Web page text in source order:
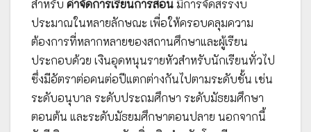
สำหรับ ค่าจัดการเรียนการสอนมีการจัดสรรงบ
ประมาณในหลายลักษณะ เพื่อให้ครอบคลุมความ
ต้องการที่หลากหลายของสถานศึกษาและผู้เรียน
ประกอบด้วย เงินอุดหนุนรายหัวสำหรับนักเรียนทั่วไป
ซึ่งมีอัตราต่อคนต่อปีแตกต่างกันไปตามระดับชั้น เช่น
ระดับอนุบาล ระดับประถมศึกษา ระดับมัธยมศึกษา
ตอนต้น และระดับมัธยมศึกษาตอนปลาย นอกจากนี้